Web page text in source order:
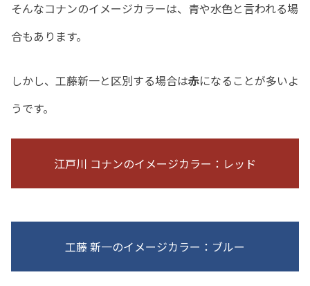
そんなコナンのイメージカラーは、青や水色と言われる場
合もあります。
しかし、工藤新一と区別する場合は赤になることが多いよ
うです。
江戸川 コナンのイメージカラー：レッド
工藤 新一のイメージカラー：ブルー